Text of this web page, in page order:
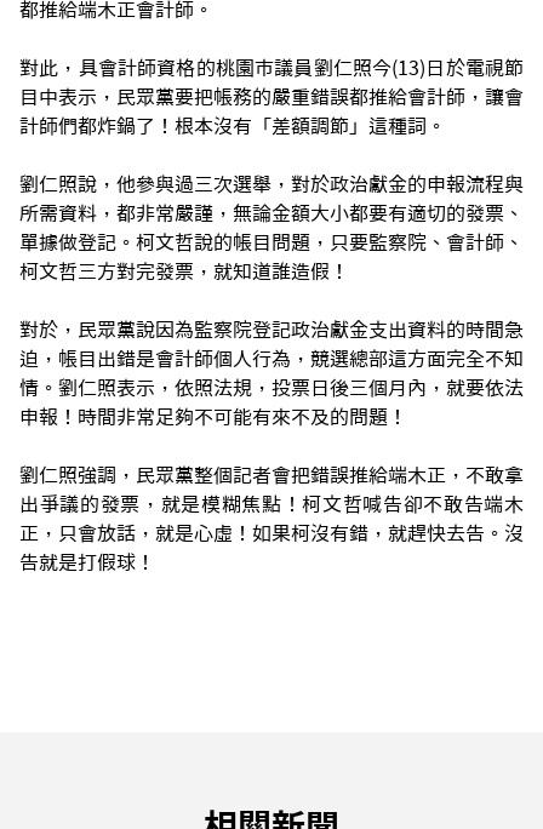
都推給端木正會計師。
對此，具會計師資格的桃園市議員劉仁照今(13)日於電視節
目中表示，民眾黨要把帳務的嚴重錯誤都推給會計師，讓會
計師們都炸鍋了！根本沒有「差額調節」這種詞。
劉仁照說，他參與過三次選舉，對於政治獻金的申報流程與
所需資料，都非常嚴謹，無論金額大小都要有適切的發票、
單據做登記。柯文哲說的帳目問題，只要監察院、會計師、
柯文哲三方對完發票，就知道誰造假！
對於，民眾黨說因為監察院登記政治獻金支出資料的時間急
迫，帳目出錯是會計師個人行為，競選總部這方面完全不知
情。劉仁照表示，依照法規，投票日後三個月內，就要依法
申報！時間非常足夠不可能有來不及的問題！
劉仁照強調，民眾黨整個記者會把錯誤推給端木正，不敢拿
出爭議的發票，就是模糊焦點！柯文哲喊告卻不敢告端木
正，只會放話，就是心虛！如果柯沒有錯，就趕快去告。沒
告就是打假球！